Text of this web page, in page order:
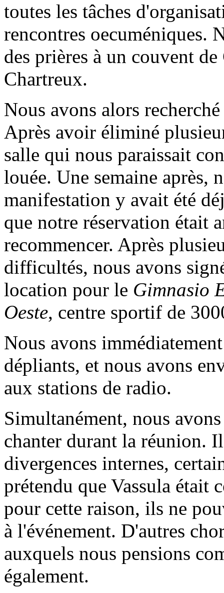
toutes les tâches
rencontres oecuméniques.
des prières à un couvent
Chartreux.
Nous avons alors
Après avoir éliminé
salle qui nous paraissait
louée. Une semaine après,
manifestation y avait été
que notre réservation était
recommencer. Après
difficultés, nous avons
location pour le Gimnasio
Oeste, centre sportif de
Nous avons
dépliants, et nous avons
aux stations de radio.
Simultanément, nous
chanter durant la réunion.
divergences internes,
prétendu que Vassula était
pour cette raison, ils ne
à l'événement. D'autres
auxquels nous pensions
également.